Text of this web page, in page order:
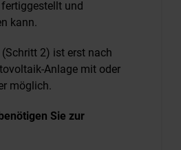
und
kann.
2) ist erst nach
Anlage mit oder
möglich.
Sie zur